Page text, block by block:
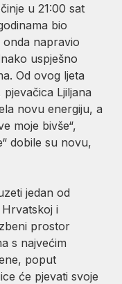
u 21:00 sat
bio
napravio
uspješno
Od ovog ljeta
Ljiljana
novu energiju, a
moje bivše“,
dobile su novu,
jedan od
i
prostor
s najvećim
poput
će pjevati svoje